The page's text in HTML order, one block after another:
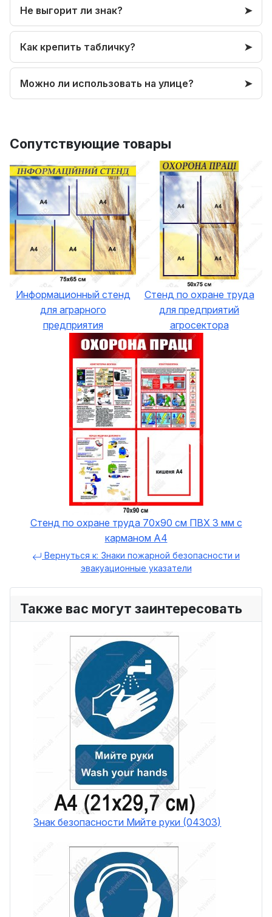
Не выгорит ли знак?
Как крепить табличку?
Можно ли использовать на улице?
Сопутствующие товары
Информационный стенд
для аграрного
предприятия
Стенд по охране труда
для предприятий
агросектора
Стенд по охране труда 70х90 см ПВХ 3 мм с
карманом А4
Вернуться к: Знаки пожарной безопасности и
эвакуационные указатели
Также вас могут заинтересовать
Знак безопасности Мийте руки (04303)